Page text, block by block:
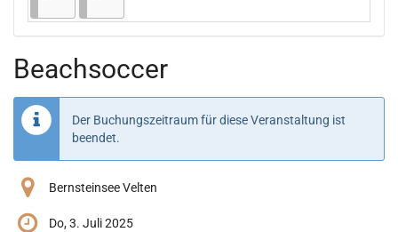
Beachsoccer
Der Buchungszeitraum für diese Veranstaltung ist
beendet.
Bernsteinsee Velten
Do, 3. Juli 2025